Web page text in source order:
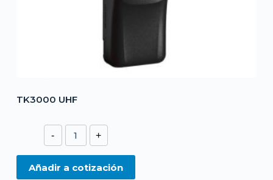
TK3000 UHF
-
TK3000
UHF
+
Añadir a cotización